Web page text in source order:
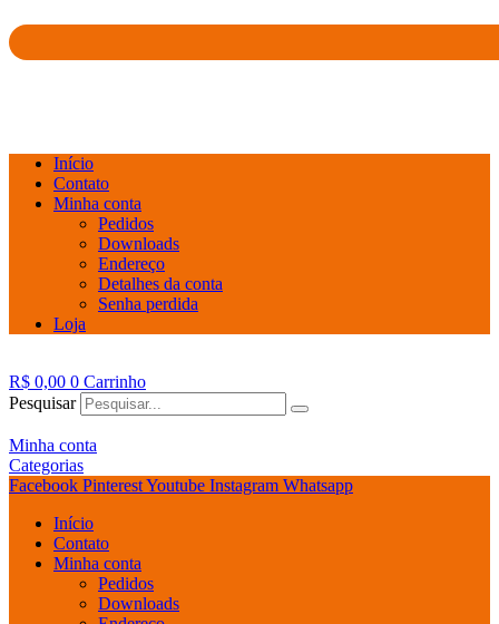
Início
Contato
Minha conta
Pedidos
Downloads
Endereço
Detalhes da conta
Senha perdida
Loja
R$ 0,00 0 Carrinho
Pesquisar
Minha conta
Categorias
Facebook PinterestYoutube Instagram Whatsapp
Início
Contato
Minha conta
Pedidos
Downloads